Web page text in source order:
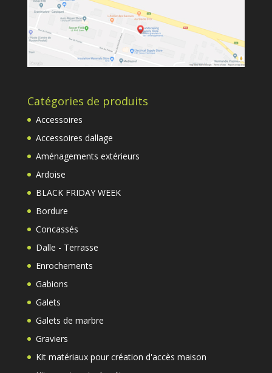
Catégories de produits
Accessoires
Accessoires dallage
Aménagements extérieurs
Ardoise
BLACK FRIDAY WEEK
Bordure
Concassés
Dalle - Terrasse
Enrochements
Gabions
Galets
Galets de marbre
Graviers
Kit matériaux pour création d'accès maison